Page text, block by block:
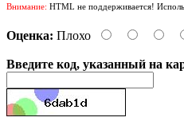
Внимание: HTML не поддерживается!
Оценка: Плохо
Введите код, указанный на